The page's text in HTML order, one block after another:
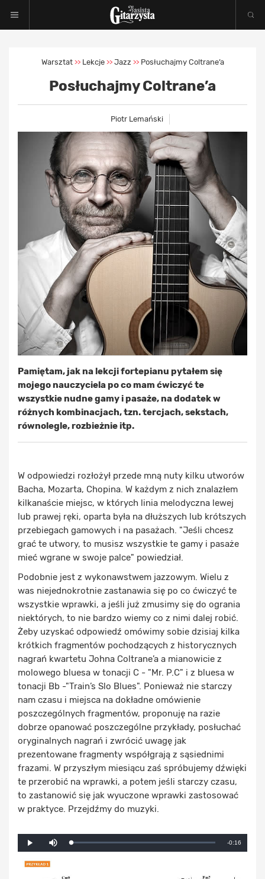
Warsztat >> Lekcje >> Jazz >> Posłuchajmy Coltrane’a
Posłuchajmy Coltrane’a
Piotr Lemański
Pamiętam, jak na lekcji fortepianu pytałem się
mojego nauczyciela po co mam ćwiczyć te
wszystkie nudne gamy i pasaże, na dodatek w
różnych kombinacjach, tzn. tercjach, sekstach,
równolegle, rozbieżnie itp.
W odpowiedzi rozłożył przede mną nuty kilku utworów
Bacha, Mozarta, Chopina. W każdym z nich znalazłem
kilkanaście miejsc, w których linia melodyczna lewej
lub prawej ręki, oparta była na dłuższych lub krótszych
przebiegach gamowych i na pasażach. "Jeśli chcesz
grać te utwory, to musisz wszystkie te gamy i pasaże
mieć wgrane w swoje palce" powiedział.
Podobnie jest z wykonawstwem jazzowym. Wielu z
was niejednokrotnie zastanawia się po co ćwiczyć te
wszystkie wprawki, a jeśli już zmusimy się do ogrania
niektórych, to nie bardzo wiemy co z nimi dalej robić.
Żeby uzyskać odpowiedź omówimy sobie dzisiaj kilka
krótkich fragmentów pochodzących z historycznych
nagrań kwartetu Johna Coltrane’a a mianowicie z
molowego bluesa w tonacji C - "Mr. P.C" i z bluesa w
tonacji Bb -"Train’s Slo Blues". Ponieważ nie starczy
nam czasu i miejsca na dokładne omówienie
poszczególnych fragmentów, proponuję na razie
dobrze opanować poszczególne przykłady, posłuchać
oryginalnych nagrań i zwrócić uwagę jak
prezentowane fragmenty współgrają z sąsiednimi
frazami. W przyszłym miesiącu zaś spróbujemy dźwięki
te przerobić na wprawki, a potem jeśli starczy czasu,
to zastanowić się jak wyuczone wprawki zastosować
w praktyce. Przejdźmy do muzyki.
Play
Loaded:
0%
Progress:
0%
Remaining
-0:16